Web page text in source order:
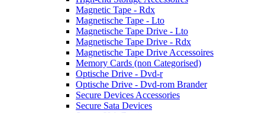
Magnetic Tape - Rdx
Magnetische Tape - Lto
Magnetische Tape Drive - Lto
Magnetische Tape Drive - Rdx
Magnetische Tape Drive Accessoires
Memory Cards (non Categorised)
Optische Drive - Dvd-r
Optische Drive - Dvd-rom Brander
Secure Devices Accessories
Secure Sata Devices